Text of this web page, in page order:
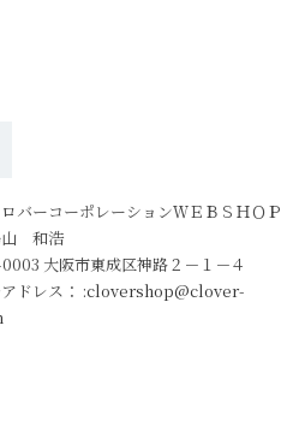
バーコーポレーションＷＥＢＳＨＯＰ
山 和浩
大阪市東成区神路２－１－４
ドレス： :clovershop@clover-